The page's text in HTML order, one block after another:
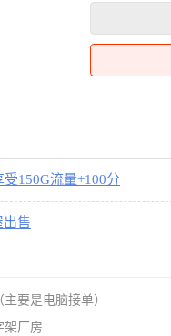
受150G流量+100分
出售
要是电脑接单）
架厂房